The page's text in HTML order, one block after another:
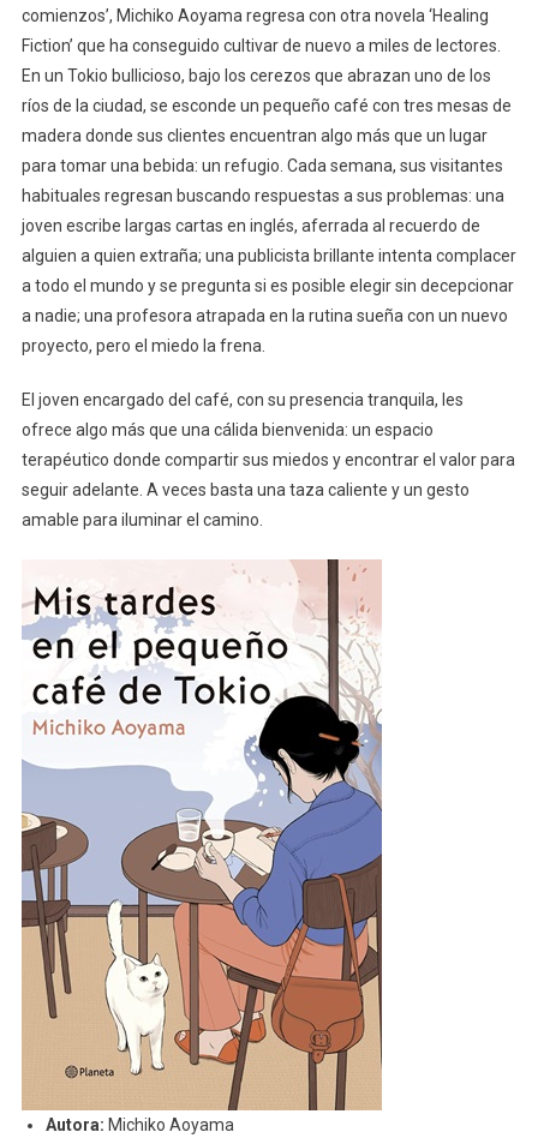
comienzos’, Michiko Aoyama regresa con otra novela ‘Healing
Fiction’ que ha conseguido cultivar de nuevo a miles de lectores.
En un Tokio bullicioso, bajo los cerezos que abrazan uno de los
ríos de la ciudad, se esconde un pequeño café con tres mesas de
madera donde sus clientes encuentran algo más que un lugar
para tomar una bebida: un refugio. Cada semana, sus visitantes
habituales regresan buscando respuestas a sus problemas: una
joven escribe largas cartas en inglés, aferrada al recuerdo de
alguien a quien extraña; una publicista brillante intenta complacer
a todo el mundo y se pregunta si es posible elegir sin decepcionar
a nadie; una profesora atrapada en la rutina sueña con un nuevo
proyecto, pero el miedo la frena.
El joven encargado del café, con su presencia tranquila, les
ofrece algo más que una cálida bienvenida: un espacio
terapéutico donde compartir sus miedos y encontrar el valor para
seguir adelante. A veces basta una taza caliente y un gesto
amable para iluminar el camino.
Autora: Michiko Aoyama